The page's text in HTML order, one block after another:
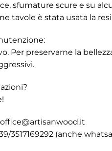
sfumature scure e su
tavole è stata usata la
Per preservarne la
3517169292 (anche